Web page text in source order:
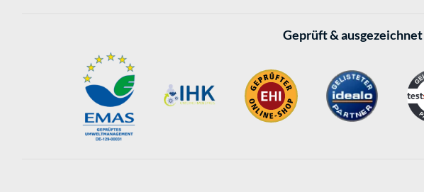
Geprüft & ausgezeichnet